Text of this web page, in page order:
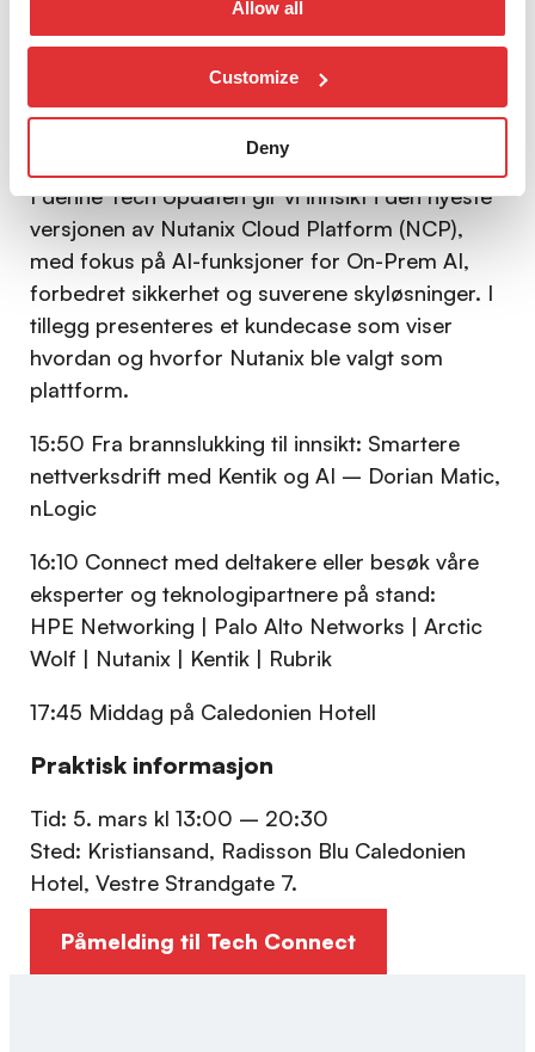
Allow all
Customize
Deny
15:15 Pause
15:30Nutanix Tech Update + Kundecase, Sunil
Malhotra, nLogic og André Jäderberg, Nutanix
I denne Tech Updaten gir vi innsikt i den nyeste
versjonen av Nutanix Cloud Platform (NCP),
med fokus på AI-funksjoner for On-Prem AI,
forbedret sikkerhet og suverene skyløsninger. I
tillegg presenteres et kundecase som viser
hvordan og hvorfor Nutanix ble valgt som
plattform.
15:50 Fra brannslukking til innsikt: Smartere
nettverksdrift med Kentik og AI – Dorian Matic,
nLogic
16:10 Connect med deltakere eller besøk våre
eksperter og teknologipartnere på stand:
HPE Networking | Palo Alto Networks | Arctic
Wolf | Nutanix | Kentik | Rubrik
17:45 Middag på Caledonien Hotell
Praktisk informasjon
Tid: 5. mars kl 13:00 – 20:30
Sted: Kristiansand, Radisson Blu Caledonien
Hotel, Vestre Strandgate 7.
Påmelding til Tech Connect